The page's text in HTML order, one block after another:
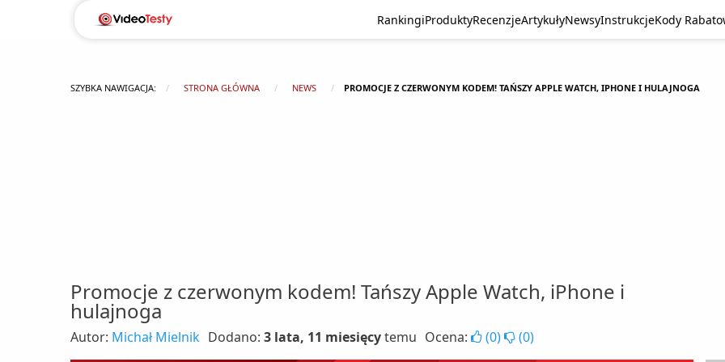
RankingiProduktyRecenzjeArtykułyNewsyInstrukcjeKody
SZYBKA NAWIGACJA: STRONA GŁÓWNA NEWS PROMOCJE Z CZERWONYM KODEM! TAŃSZY APPLE WATCH, IPHONE I HULAJNOGA
Promocje z czerwonym kodem! Tańszy Apple Watch, iPhone i
hulajnoga
Autor: Michał Mielnik Dodano: 3 lata, 11 miesięcytemu Ocena: (0) (0)